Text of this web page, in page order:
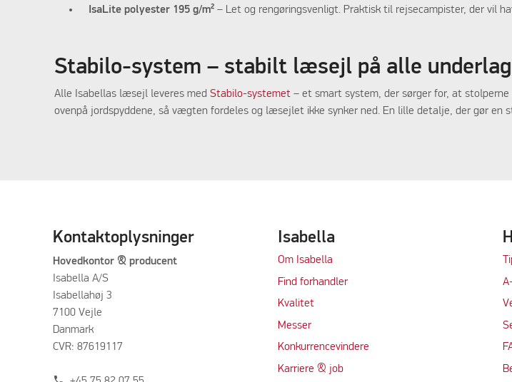
IsaLite polyester 195 g/m² – Let og rengøringsvenligt. Praktisk til rejsecampister, der vil
Stabilo-system – stabilt læsejl på alle underlag
Alle Isabellas læsejl leveres medStabilo-systemet – et smart system, der sørger for, at
ovenpå jordspyddene, så vægten fordeles og læsejlet ikke synker ned. En lille detalje, der gør en
Kontaktoplysninger
Hovedkontor & producent
Isabella A/S
Isabellahøj 3
7100 Vejle
Danmark
CVR: 87619117
phone
Isabella
Om Isabella
Find forhandler
Kvalitet
Messer
Konkurrencevindere
Karriere & job